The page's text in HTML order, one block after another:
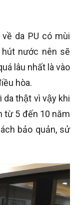
da PU có mùi
hút nước nên sẽ
lâu nhất là vào
hòa.
da thật vì vậy khi
từ 5 đến 10 năm
bảo quản, sử